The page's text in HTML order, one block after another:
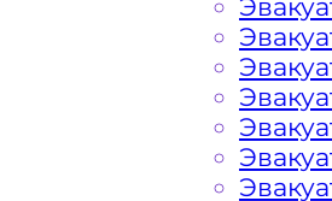
платформой
Маршрут от места
Внуковского шоссе